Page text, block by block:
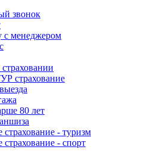
звонок
с менеджером
страхование
80 лет
- туризм
- спорт